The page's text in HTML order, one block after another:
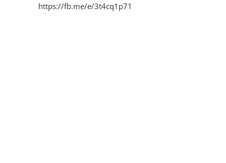
https://fb.me/e/3t4cq1p71